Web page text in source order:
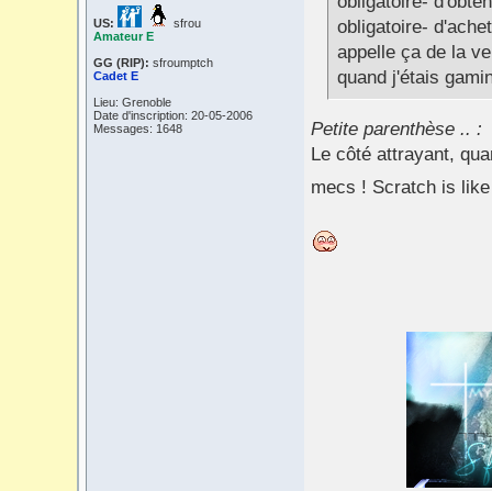
US:
sfrou
Amateur E
GG (RIP): sfroumptch
Cadet E
Lieu: Grenoble
Date d'inscription: 20-05-2006
Messages: 1648
obligatoire-
appelle ça de la
quand j'étais
Petite parenthèse .. :
Le côté attrayant,
mecs ! Scratch is